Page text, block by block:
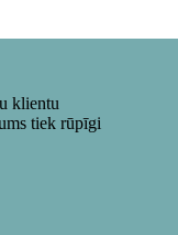
klientu
tiek rūpīgi